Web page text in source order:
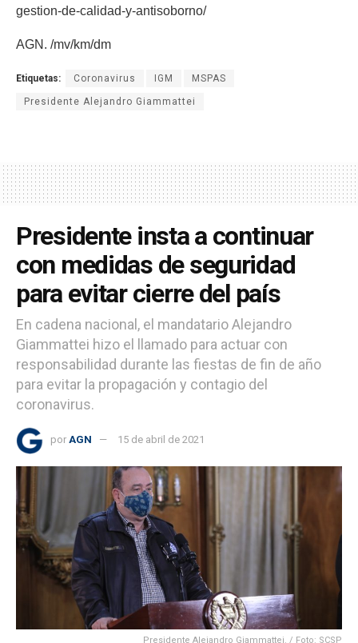
gestion-de-calidad-y-antisoborno/
AGN. /mv/km/dm
Etiquetas: Coronavirus IGM MSPAS
Presidente Alejandro Giammattei
Presidente insta a continuar
con medidas de seguridad
para evitar cierre del país
En cadena nacional, el mandatario Alejandro
Giammattei hizo el llamado para actuar con
responsabilidad durante las fiestas de fin de año
para evitar la propagación y contagio del
coronavirus.
por AGN 15 de abril de 2021
Presidente Alejandro Giammattei. / Foto: SCSP